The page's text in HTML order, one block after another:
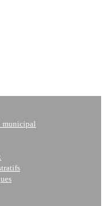
municipal